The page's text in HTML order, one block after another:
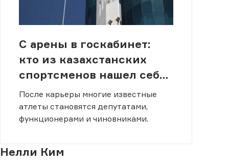
С арены в госкабинет:
кто из казахстанских
спортсменов нашел себя
в политике и управлении
После карьеры многие известные
атлеты становятся депутатами,
функционерами и чиновниками.
Нелли Ким